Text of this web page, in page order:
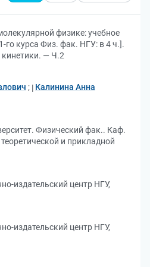
физике: учебное
го курса Физ. фак. НГУ: в 4 ч.].
— Ч.2
;
Калинина Анна
Физический фак.. Каф.
и прикладной
издательский центр НГУ,
издательский центр НГУ,